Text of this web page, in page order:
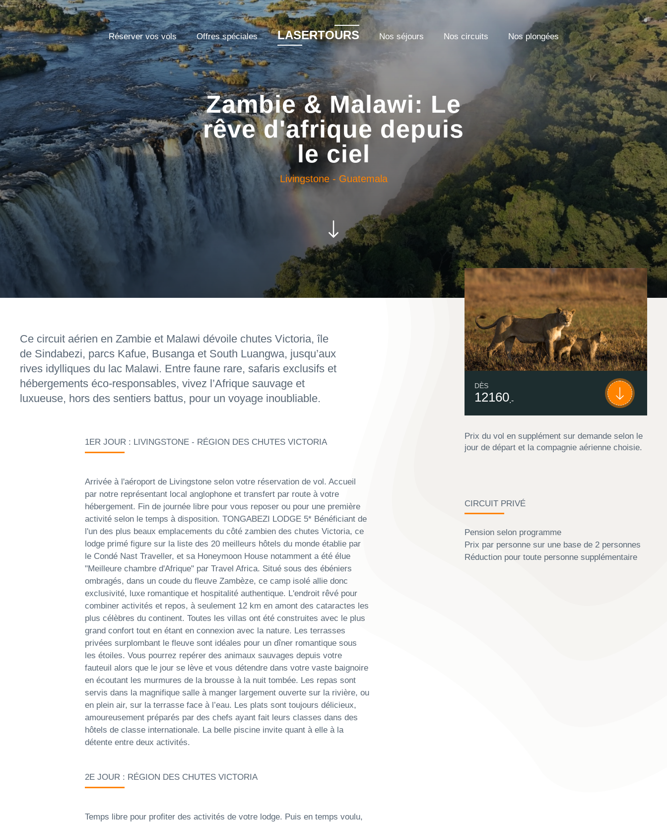
Réserver vos vols Offres spéciales LASERTOURS Nos séjours Nos circuits Nos plongées
Zambie & Malawi: Le
rêve d'afrique depuis
le ciel
Livingstone- Guatemala
Ce circuit aérien en Zambie et Malawi dévoile chutes Victoria, île
de Sindabezi, parcs Kafue, Busanga et South Luangwa, jusqu’aux
rives idylliques du lac Malawi. Entre faune rare, safaris exclusifs et
hébergements éco-responsables, vivez l’Afrique sauvage et
luxueuse, hors des sentiers battus, pour un voyage inoubliable.
1ER JOUR : LIVINGSTONE - RÉGION DES CHUTES VICTORIA
Arrivée à l'aéroport de Livingstone selon votre réservation de vol. Accueil
par notre représentant local anglophone et transfert par route à votre
hébergement. Fin de journée libre pour vous reposer ou pour une première
activité selon le temps à disposition. TONGABEZI LODGE 5* Bénéficiant de
l'un des plus beaux emplacements du côté zambien des chutes Victoria, ce
lodge primé figure sur la liste des 20 meilleurs hôtels du monde établie par
le Condé Nast Traveller, et sa Honeymoon House notamment a été élue
"Meilleure chambre d'Afrique" par Travel Africa. Situé sous des ébéniers
ombragés, dans un coude du fleuve Zambèze, ce camp isolé allie donc
exclusivité, luxe romantique et hospitalité authentique. L'endroit rêvé pour
combiner activités et repos, à seulement 12 km en amont des cataractes les
plus célèbres du continent. Toutes les villas ont été construites avec le plus
grand confort tout en étant en connexion avec la nature. Les terrasses
privées surplombant le fleuve sont idéales pour un dîner romantique sous
les étoiles. Vous pourrez repérer des animaux sauvages depuis votre
fauteuil alors que le jour se lève et vous détendre dans votre vaste baignoire
en écoutant les murmures de la brousse à la nuit tombée. Les repas sont
servis dans la magnifique salle à manger largement ouverte sur la rivière, ou
en plein air, sur la terrasse face à l’eau. Les plats sont toujours délicieux,
amoureusement préparés par des chefs ayant fait leurs classes dans des
hôtels de classe internationale. La belle piscine invite quant à elle à la
détente entre deux activités.
2E JOUR : RÉGION DES CHUTES VICTORIA
Temps libre pour profiter des activités de votre lodge. Puis en temps voulu,
DÈS
12160.-
Prix du vol en supplément sur demande selon le
jour de départ et la compagnie aérienne choisie.
CIRCUIT PRIVÉ
Pension selon programme
Prix par personne sur une base de 2 personnes
Réduction pour toute personne supplémentaire